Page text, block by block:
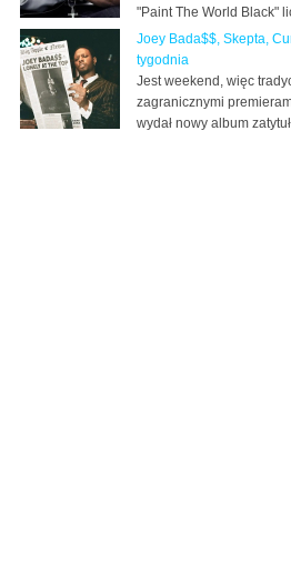
"Paint The World Black"
Joey Bada$$, Skepta,
tygodnia
Jest weekend, więc
zagranicznymi
wydał nowy album